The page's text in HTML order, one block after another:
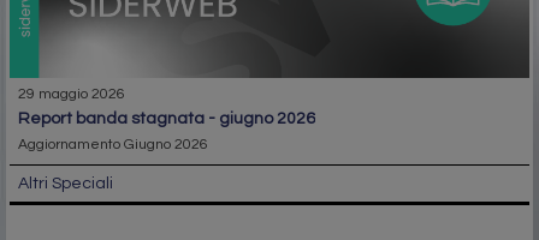
29 maggio 2026
report banda stagnata - giugno 2026
Aggiornamento Giugno 2026
Altri Speciali